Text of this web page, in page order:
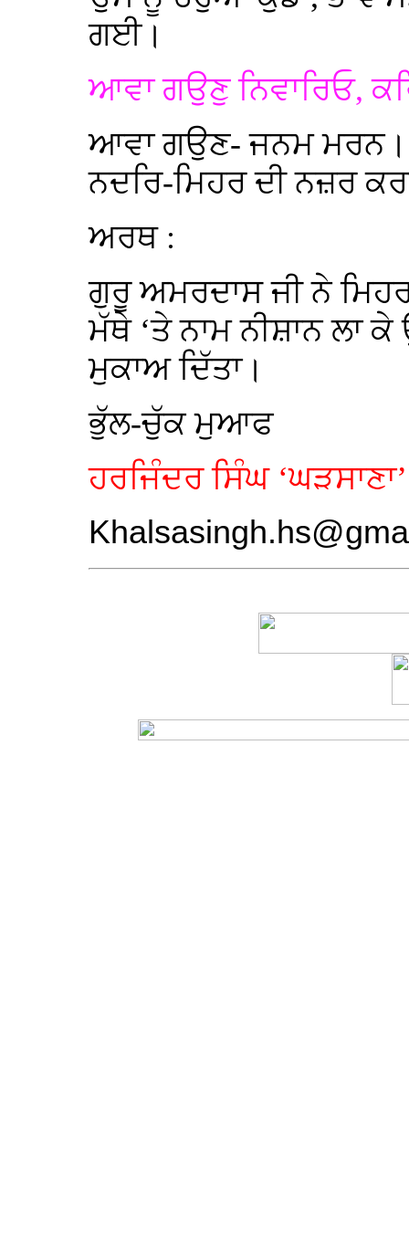
ਗਈ।
ਆਵਾ ਗਉਣੁ ਨਿਵਾਰਿਓ,
ਆਵਾ ਗਉਣ- ਜਨਮ ਮਰਨ।
ਨਦਰਿ-ਮਿਹਰ ਦੀ ਨਜ਼ਰ
ਅਰਥ :
ਗੁਰੂ ਅਮਰਦਾਸ ਜੀ ਨੇ
ਮੱਥੇ ‘ਤੇ ਨਾਮ ਨੀਸ਼ਾਨ ਲਾ
ਮੁਕਾਅ ਦਿੱਤਾ।
ਭੁੱਲ-ਚੁੱਕ ਮੁਆਫ
ਹਰਜਿੰਦਰ ਸਿੰਘ ‘ਘੜਸਾਣਾ’